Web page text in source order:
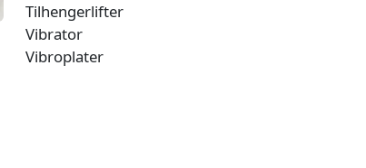
Tilhengerlifter
Vibrator
Vibroplater